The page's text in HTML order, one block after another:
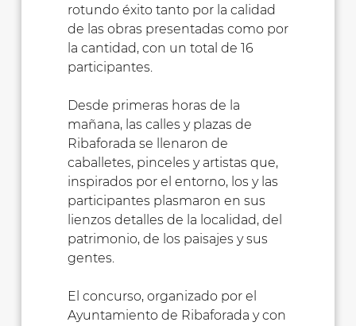
rotundo éxito tanto por la calidad
de las obras presentadas como por
la cantidad, con un total de 16
participantes.
Desde primeras horas de la
mañana, las calles y plazas de
Ribaforada se llenaron de
caballetes, pinceles y artistas que,
inspirados por el entorno, los y las
participantes plasmaron en sus
lienzos detalles de la localidad, del
patrimonio, de los paisajes y sus
gentes.
El concurso, organizado por el
Ayuntamiento de Ribaforada y con